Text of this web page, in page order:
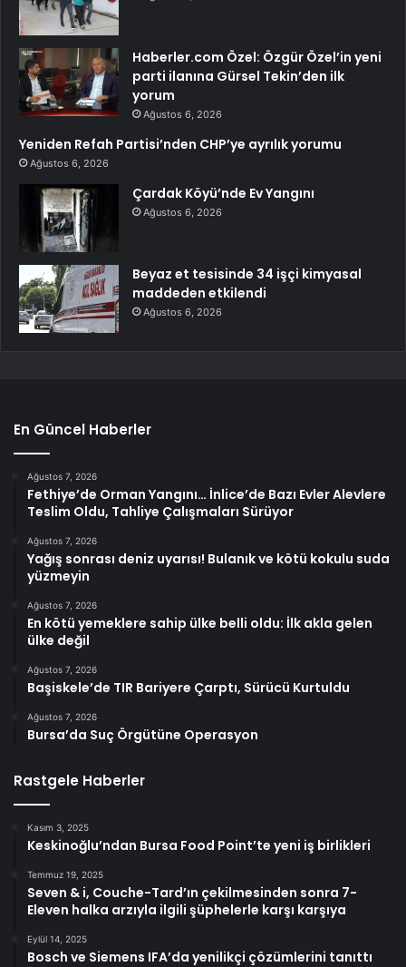
Haberler.com Özel: Özgür Özel’in yeni
parti ilanına Gürsel Tekin’den ilk
yorum
Ağustos 6, 2026
Yeniden Refah Partisi’nden CHP’ye ayrılık yorumu
Ağustos 6, 2026
Çardak Köyü’nde Ev Yangını
Ağustos 6, 2026
Beyaz et tesisinde 34 işçi kimyasal
maddeden etkilendi
Ağustos 6, 2026
En Güncel Haberler
Ağustos 7, 2026
Fethiye’de Orman Yangını… İnlice’de Bazı Evler Alevlere
Teslim Oldu, Tahliye Çalışmaları Sürüyor
Ağustos 7, 2026
Yağış sonrası deniz uyarısı! Bulanık ve kötü kokulu suda
yüzmeyin
Ağustos 7, 2026
En kötü yemeklere sahip ülke belli oldu: İlk akla gelen
ülke değil
Ağustos 7, 2026
Başiskele’de TIR Bariyere Çarptı, Sürücü Kurtuldu
Ağustos 7, 2026
Bursa’da Suç Örgütüne Operasyon
Rastgele Haberler
Kasım 3, 2025
Keskinoğlu’ndan Bursa Food Point’te yeni iş birlikleri
Temmuz 19, 2025
Seven & i, Couche-Tard’ın çekilmesinden sonra 7-
Eleven halka arzıyla ilgili şüphelerle karşı karşıya
Eylül 14, 2025
Bosch ve Siemens IFA’da yenilikçi çözümlerini tanıttı